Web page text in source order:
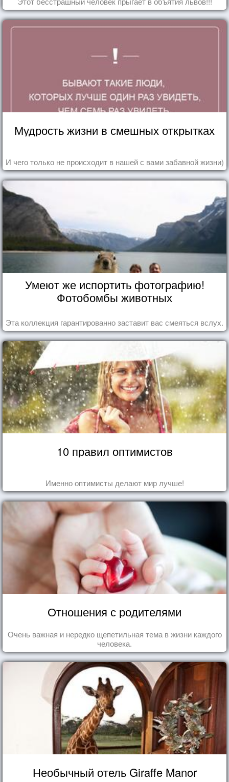
Мудрость жизни в смешных открытках
И чего только не происходит в нашей с вами забавной жизни)
Умеют же испортить фотографию!
Фотобомбы животных
Эта коллекция гарантированно заставит вас смеяться вслух.
10 правил оптимистов
Именно оптимисты делают мир лучше!
Отношения с родителями
Очень важная и нередко щепетильная тема в жизни каждого
человека.
Необычный отель Giraffe Manor